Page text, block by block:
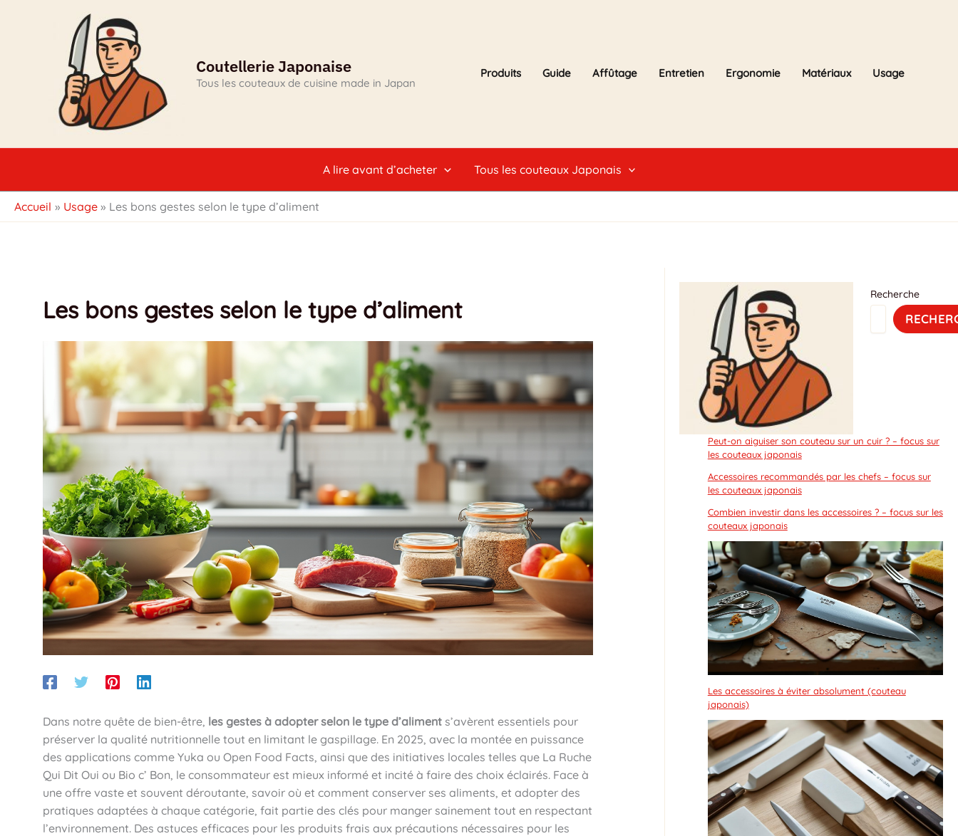
Coutellerie Japonaise
Tous les couteaux de cuisine made in Japan
Produits Guide Affûtage Entretien Ergonomie Matériaux Usage
A lire avant d’acheter Tous les couteaux Japonais
Accueil Usage Les bons gestes selon le type d’aliment
Les bons gestes selon le type d’aliment
Dans notre quête de bien-être, les gestes à adopter selon le type d’aliment s’avèrent essentiels pour
préserver la qualité nutritionnelle tout en limitant le gaspillage. En 2025, avec la montée en puissance
des applications comme Yuka ou Open Food Facts, ainsi que des initiatives locales telles que La Ruche
Qui Dit Oui ou Bio c’ Bon, le consommateur est mieux informé et incité à faire des choix éclairés. Face à
une offre vaste et souvent déroutante, savoir où et comment conserver ses aliments, et adopter des
pratiques adaptées à chaque catégorie, fait partie des clés pour manger sainement tout en respectant
l’environnement. Des astuces efficaces pour les produits frais aux précautions nécessaires pour les
Recherche
Peut-on aiguiser son couteau sur un cuir ? – focus sur
les couteaux japonais
Accessoires recommandés par les chefs – focus sur
les couteaux japonais
Combien investir dans les accessoires ? – focus sur les
couteaux japonais
Les accessoires à éviter absolument (couteau
japonais)